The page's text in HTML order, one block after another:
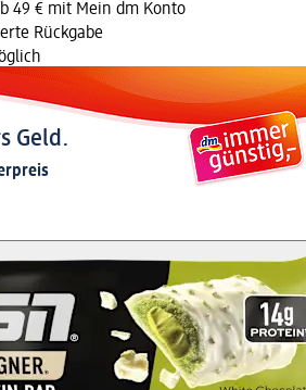
49 € mit Mein dm Konto
Rückgabe
Geld.